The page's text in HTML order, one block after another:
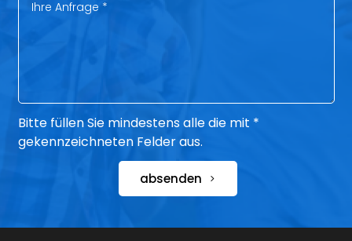
Bitte füllen Sie mindestens alle die mit *
gekennzeichneten Felder aus.
absenden